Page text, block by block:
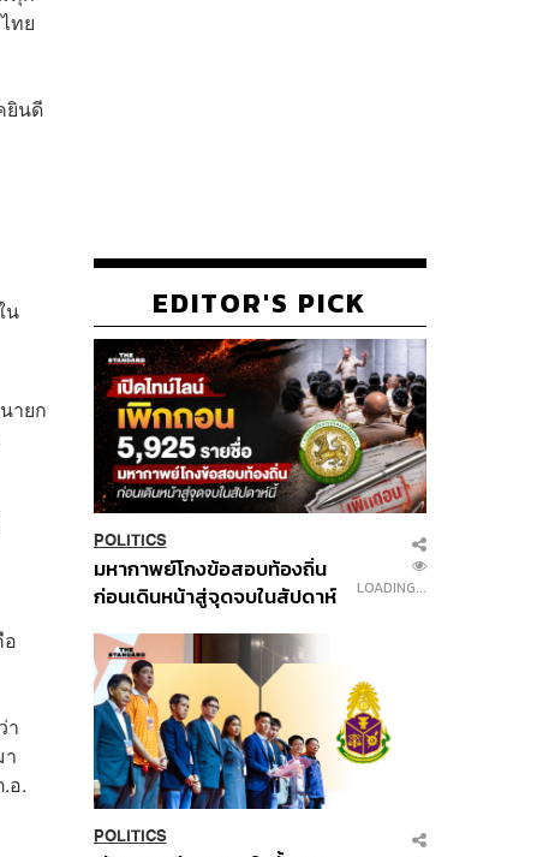
ทย
ยินดี
น
ายก
า
อ.
EDITOR'S PICK
POLITICS
มหากาพย์โกงข้อสอบท้องถิ่น
ก่อนเดินหน้าสู่จุดจบในสัปดาห์
LOADING...
POLITICS